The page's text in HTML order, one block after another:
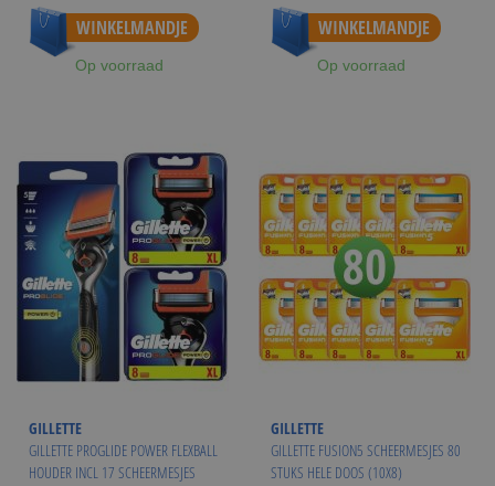
WINKELMANDJE
Op voorraad
WINKELMANDJE
Op voorraad
GILLETTE
GILLETTE PROGLIDE POWER FLEXBALL
HOUDER INCL 17 SCHEERMESJES
GILLETTE
GILLETTE FUSION5 SCHEERMESJES 80
STUKS HELE DOOS (10X8)